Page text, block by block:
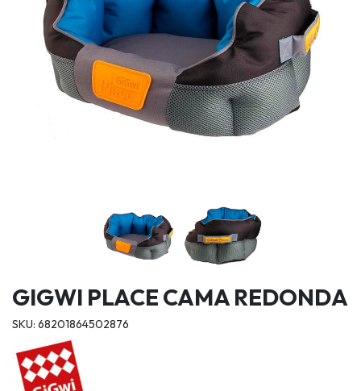
GIGWI PLACE CAMA REDONDA
SKU: 68201864502876